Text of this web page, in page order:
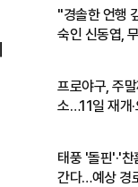
"경솔한 언행
숙인 신동엽,
프로야구, 주
소…11일 재개·
태풍 '돌핀'·'
간다…예상 경